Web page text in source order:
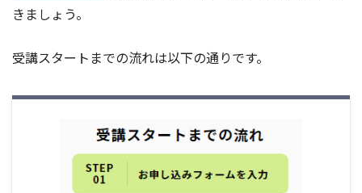
きましょう。
受講スタートまでの流れは以下の通りです。